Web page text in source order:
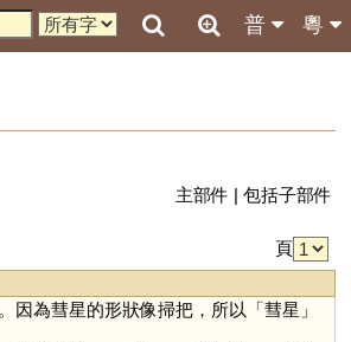
粵
普
主部件 | 包括子部件
頁
為彗星的形狀像掃把，所以「彗星」